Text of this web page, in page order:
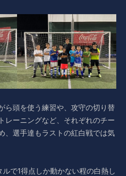
ら頭を使う練習や、攻守の切り替
レーニングなど、それぞれのチー
、選手達もラストの紅白戦では気
で1得点しか動かない程の白熱し